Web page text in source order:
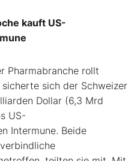
kauft US-
Pharmabranche rollt
sich der Schweizer
Dollar (6,3 Mrd
US-
Intermune. Beide